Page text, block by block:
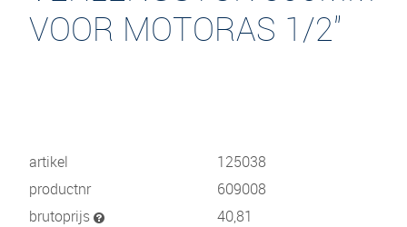
VOOR MOTORAS 1/2"
artikel
125038
productnr
609008
brutoprijs
40,81